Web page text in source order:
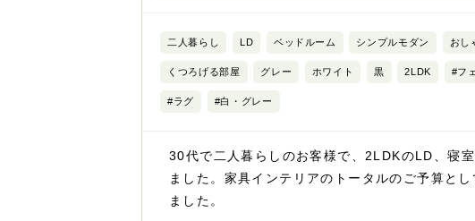
二人暮らし LD ベッドルーム シンプルモダン おし
くつろげる部屋 グレー ホワイト 黒 2LDK #フ
#ラグ #白・グレー
30代で二人暮らしのお客様で、2LDKのLD、寝
ました。家具インテリアのトータルのご予算と
ました。